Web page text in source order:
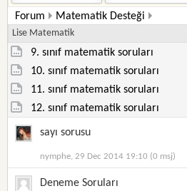
Forum Matematik Desteği
Lise Matematik
9. sınıf matematik soruları
10. sınıf matematik soruları
11. sınıf matematik soruları
12. sınıf matematik soruları
sayı sorusu
nymphe, 29 Dec 2014 19:10 (0 msj)
Deneme Soruları